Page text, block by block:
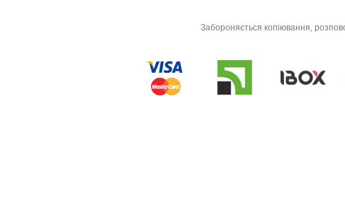
Забороняється копіювання,